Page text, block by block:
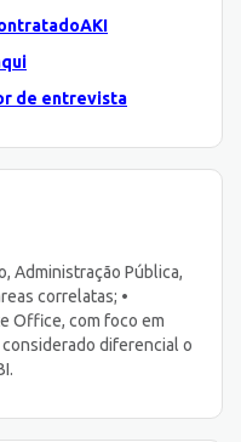
de entrevista
Administração Pública,
correlatas; •
Office, com foco em
considerado diferencial o